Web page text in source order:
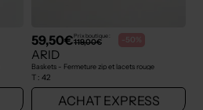
59,50€Prix boutique :
119,00€ -50%
ARID
Baskets - Fermeture zip et lacets rouge
T : 42
ACHAT EXPRESS